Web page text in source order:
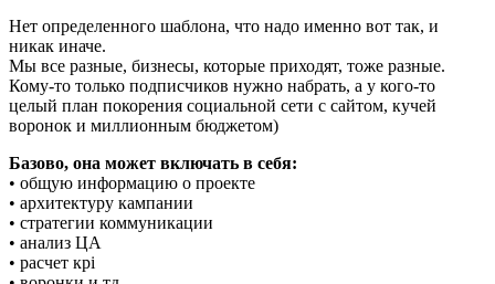
Нет определенного шаблона, что надо именно вот так, и
никак иначе.
Мы все разные, бизнесы, которые приходят, тоже разные.
Кому-то только подписчиков нужно набрать, а у кого-то
целый план покорения социальной сети с сайтом, кучей
воронок и миллионным бюджетом)
Базово, она может включать в себя:
• общую информацию о проекте
• архитектуру кампании
• стратегии коммуникации
• анализ ЦА
• расчет крі